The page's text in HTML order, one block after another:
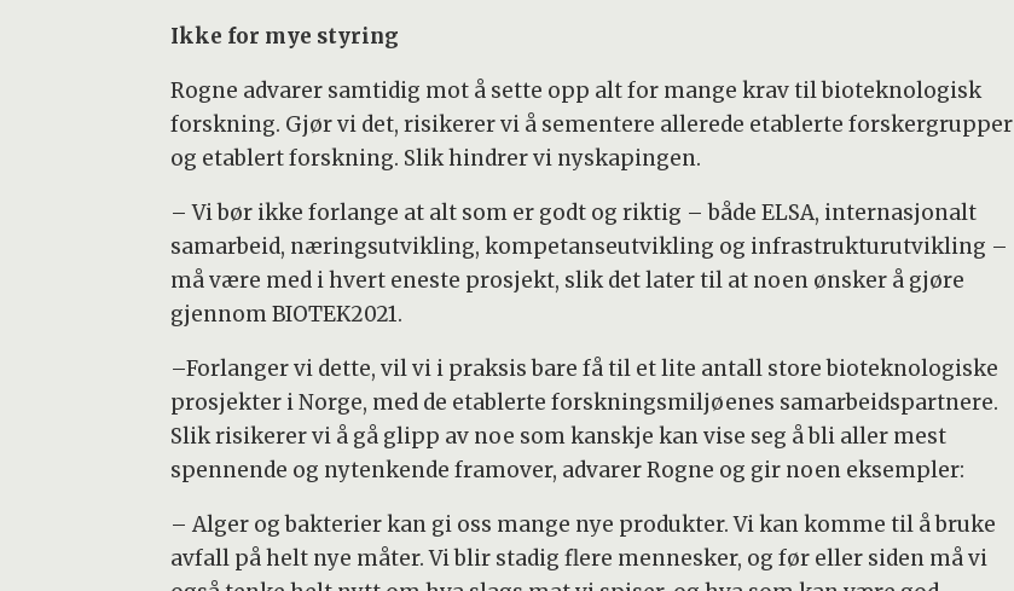
Ikke for mye styring
Rogne advarer samtidig mot å sette opp alt for mange krav til bioteknologisk
forskning. Gjør vi det, risikerer vi å sementere allerede etablerte forskergrupper
og etablert forskning. Slik hindrer vi nyskapingen.
– Vi bør ikke forlange at alt som er godt og riktig – både ELSA, internasjonalt
samarbeid, næringsutvikling, kompetanseutvikling og infrastrukturutvikling –
må være med i hvert eneste prosjekt, slik det later til at noen ønsker å gjøre
gjennom BIOTEK2021.
–Forlanger vi dette, vil vi i praksis bare få til et lite antall store bioteknologiske
prosjekter i Norge, med de etablerte forskningsmiljøenes samarbeidspartnere.
Slik risikerer vi å gå glipp av noe som kanskje kan vise seg å bli aller mest
spennende og nytenkende framover, advarer Rogne og gir noen eksempler:
– Alger og bakterier kan gi oss mange nye produkter. Vi kan komme til å bruke
avfall på helt nye måter. Vi blir stadig flere mennesker, og før eller siden må vi